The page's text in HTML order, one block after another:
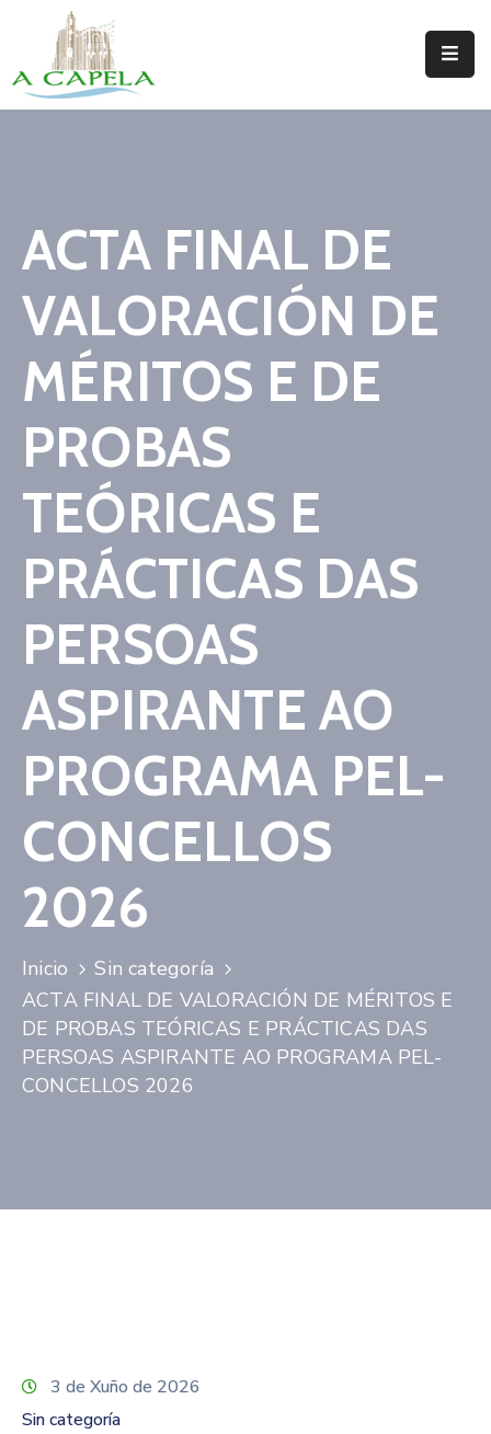
Inicio
Servizos
Turismo
Trámites
Novas
Contacto
ACTA FINAL DE
VALORACIÓN DE
MÉRITOS E DE
PROBAS
TEÓRICAS E
PRÁCTICAS DAS
PERSOAS
ASPIRANTE AO
PROGRAMA PEL-
CONCELLOS
2026
Inicio
Sin categoría
ACTA FINAL DE VALORACIÓN DE MÉRITOS E
DE PROBAS TEÓRICAS E PRÁCTICAS DAS
PERSOAS ASPIRANTE AO PROGRAMA PEL-
CONCELLOS 2026
3 de Xuño de 2026
Sin categoría